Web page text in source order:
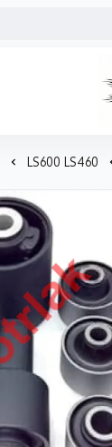
LS600 LS460